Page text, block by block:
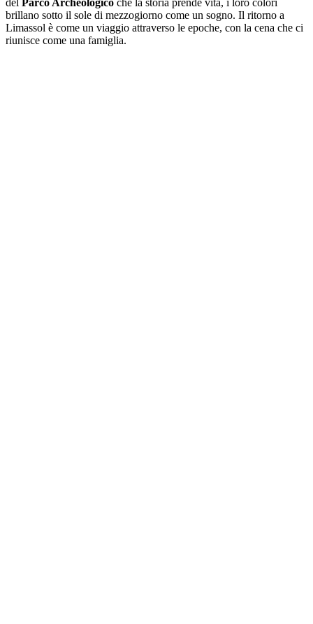
del Parco Archeologico che la storia prende vita, i loro colori
brillano sotto il sole di mezzogiorno come un sogno. Il ritorno a
Limassol è come un viaggio attraverso le epoche, con la cena che ci
riunisce come una famiglia.